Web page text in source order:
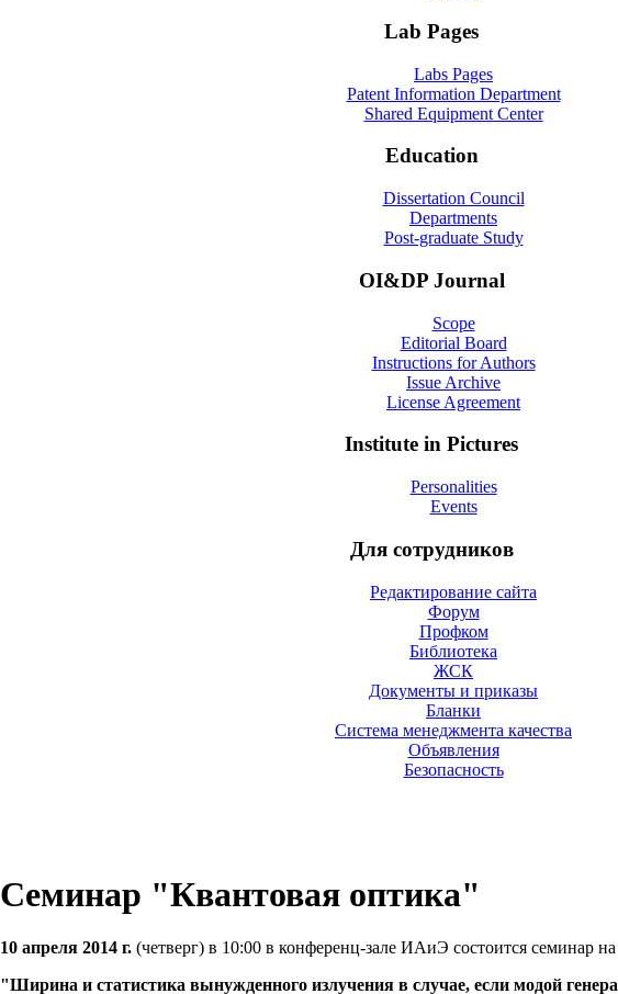
Lab Pages
Labs Pages
Patent Information Department
Shared Equipment Center
Education
Dissertation Council
Departments
Post-graduate Study
OI&DP Journal
Scope
Editorial Board
Instructions for Authors
Issue Archive
License Agreement
Institute in Pictures
Personalities
Events
Для сотрудников
Редактирование сайта
Форум
Профком
Библиотека
ЖСК
Документы и приказы
Бланки
Система менеджмента качества
Объявления
Безопасность
Семинар "Квантовая оптика"
10 апреля 2014 г.(четверг) в 10:00 в конференц-зале ИАиЭ состоится семинар на
"Ширина и статистика вынужденного излучения в случае, если модой